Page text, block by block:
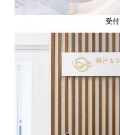
受付